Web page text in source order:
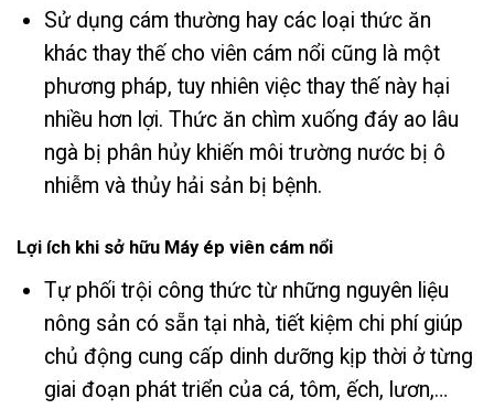
Sử dụng cám thường hay các loại thức ăn
khác thay thế cho viên cám nổi cũng là một
phương pháp, tuy nhiên việc thay thế này hại
nhiều hơn lợi. Thức ăn chìm xuống đáy ao lâu
ngà bị phân hủy khiến môi trường nước bị ô
nhiễm và thủy hải sản bị bệnh.
Lợi ích khi sở hữu Máy ép viên cám nổi
Tự phối trội công thức từ những nguyên liệu
nông sản có sẵn tại nhà, tiết kiệm chi phí giúp
chủ động cung cấp dinh dưỡng kịp thời ở từng
giai đoạn phát triển của cá, tôm, ếch, lươn,…